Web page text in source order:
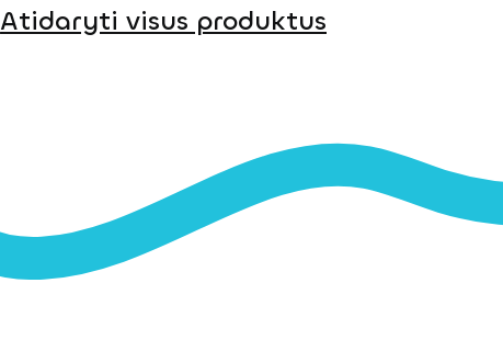
Atidaryti visus produktus